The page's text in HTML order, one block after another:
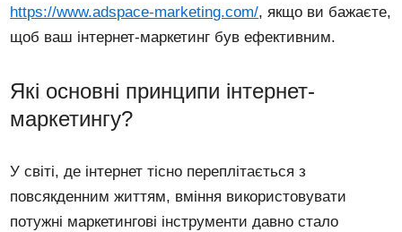
https://www.adspace-marketing.com/, якщо ви бажаєте,
щоб ваш інтернет-маркетинг був ефективним.
Які основні принципи інтернет-
маркетингу?
У світі, де інтернет тісно переплітається з
повсякденним життям, вміння використовувати
потужні маркетингові інструменти давно стало